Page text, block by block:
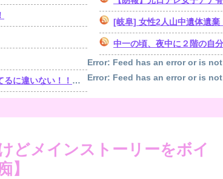
たところ･･･」⇒結果ｗｗ
[岐阜] 女性2人山中遺体遺棄
中一の頃、夜中に２階の自分の
Error: Feed has an error or is
Error: Feed has an error or is
どメインストーリーをボイ
】